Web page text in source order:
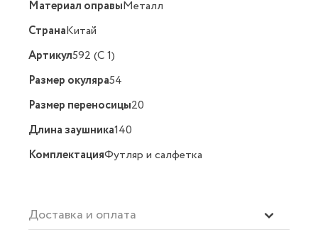
Материал оправыМеталл
СтранаКитай
Артикул592 (C 1)
Размер окуляра54
Размер переносицы20
Длина заушника140
КомплектацияФутляр и салфетка
Доставка и оплата